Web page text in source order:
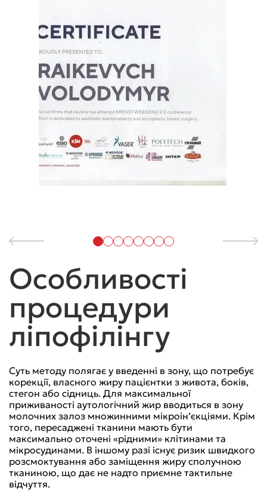
Особливості
процедури
ліпофілінгу
Суть методу полягає у введенні в зону, що потребує
корекції, власного жиру пацієнтки з живота, боків,
стегон або сідниць. Для максимальної
приживаності аутологічний жир вводиться в зону
молочних залоз множинними мікроін’єкціями. Крім
того, пересаджені тканини мають бути
максимально оточені «рідними» клітинами та
мікросудинами. В іншому разі існує ризик швидкого
розсмоктування або заміщення жиру сполучною
тканиною, що дає не надто приємне тактильне
відчуття.